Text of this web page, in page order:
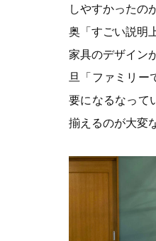
しやすかったの
奥「すごい説明
家具のデザイン
旦「ファミリー
要になるなって
揃えるのが大変